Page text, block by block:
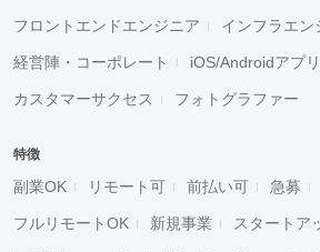
フロントエンドエンジニア インフラエン
経営陣・コーポレート iOS/Androidアプ
カスタマーサクセス フォトグラファー
特徴
副業OK リモート可 前払い可 急募
フルリモートOK 新規事業 スタートア